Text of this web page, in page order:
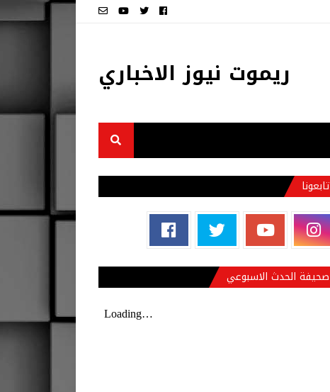
ريموت نيوز الاخباري
تابعونا
صحيفة الحدث الاسبوعي